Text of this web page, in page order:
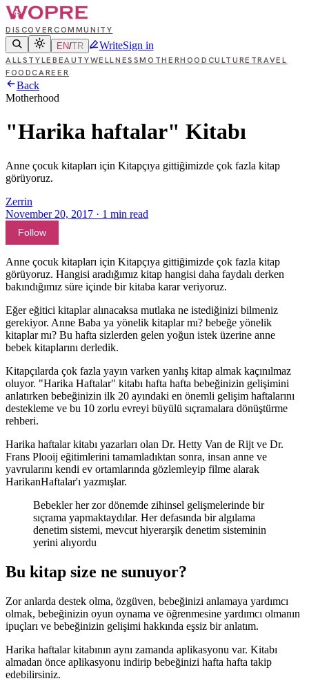
DISCOVERCOMMUNITY
EN/TR WriteSign in
ALLSTYLE BEAUTYWELLNESSMOTHERHOOD CULTURE TRAVEL
FOODCAREER
Back
Motherhood
"Harika haftalar" Kitabı
Anne çocuk kitapları için Kitapçıya gittiğimizde çok fazla kitap
görüyoruz.
Zerrin
November 20, 2017 · 1 min read
Follow
Anne çocuk kitapları için Kitapçıya gittiğimizde çok fazla kitap
görüyoruz. Hangisi aradığımız kitap hangisi daha faydalı derken
bakındığımız süre içinde bir kitaba karar veriyoruz.
Eğer eğitici kitaplar alınacaksa mutlaka ne istediğinizi bilmeniz
gerekiyor. Anne Baba ya yönelik kitaplar mı? bebeğe yönelik
kitaplar mı? Bu hafta sizlerden gelen yoğun istek üzerine anne
bebek kitaplarını derledik.
Kitapçılarda çok fazla yayın varken yanlış kitap almak kaçınılmaz
oluyor. "Harika Haftalar" kitabı hafta hafta bebeğinizin gelişimini
anlatırken bebeğinizin ilk 20 ayındaki en önemli gelişim haftalarını
destekleme ve bu 10 zorlu evreyi büyülü sıçramalara dönüştürme
rehberi.
Harika haftalar kitabı yazarları olan Dr. Hetty Van de Rijt ve Dr.
Frans Plooij eğitimlerini tamamladıktan sonra, insan anne ve
yavrularını kendi ev ortamlarında gözlemleyip filme alarak
HarikanHaftalar'ı yazmışlar.
Bebekler her zor dönemde zihinsel gelişmelerinde bir
sıçrama yapmaktaydılar. Her defasında bir algılama
denetim sistemi, mevcut hiyerarşik denetim sisteminin
yerini alıyordu
Bu kitap size ne sunuyor?
Zor anlarda destek olma, özgüven, bebeğinizi anlamaya yardımcı
olmak, bebeğinizin oyun oynama ve öğrenmesine yardımcı olmanın
ipuçları ve bebeğinizin gelişimi hakkında eşsiz bir anlatım.
Harika haftalar kitabının aynı zamanda aplikasyonu var. Kitabı
almadan önce aplikasyonu indirip bebeğinizi hafta hafta takip
edebilirsiniz.